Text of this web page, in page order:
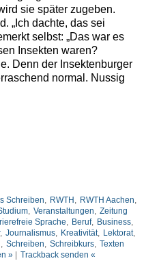
sie später zugeben.
„Ich dachte, das sei
selbst: „Das war es
Insekten waren?
Denn der Insektenburger
normal. Nussig
Schreiben, RWTH , RWTH Aachen,
, Veranstaltungen, Zeitung
Sprache, Beruf, Business,
, Journalismus, Kreativität, Lektorat,
, Schreiben, Schreibkurs, Texten
» Trackback senden «